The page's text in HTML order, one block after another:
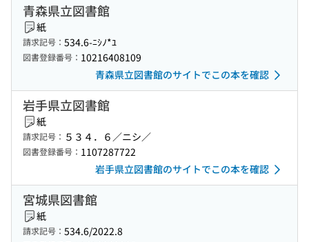
青森県立図書館
紙
請求記号： 534.6-ﾆｼﾉ*ﾕ
図書登録番号： 10216408109
青森県立図書館のサイトでこの本を確認
岩手県立図書館
紙
請求記号： ５３４．６／ニシ／
図書登録番号： 1107287722
岩手県立図書館のサイトでこの本を確認
宮城県図書館
紙
請求記号： 534.6/2022.8